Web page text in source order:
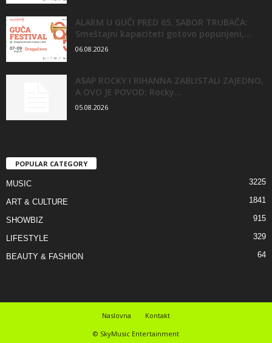
ALARM U GUČI PRED 65. SABOR TRUBAČA:
Smeštajni kapaciteti gotovo popunjeni,...
06.08.2026
A$AP ROCKY I RIHANNA ZABLISTALI ZAJEDNO,
A OVO JE POVOD: Rocky...
05.08.2026
POPULAR CATEGORY
MUSIC 3225
ART & CULTURE 1841
SHOWBIZ 915
LIFESTYLE 329
BEAUTY & FASHION 64
Naslovna
Kontakt
© SkyMusic Entertainment